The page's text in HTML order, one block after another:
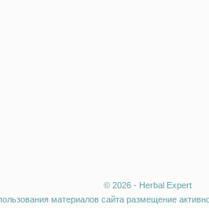
© 2026 - Herbal Expert
материалов сайта размещение